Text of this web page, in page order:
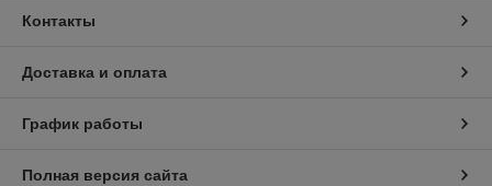
Контакты
Доставка и оплата
График работы
Полная версия сайта